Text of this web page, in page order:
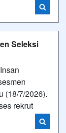
Seleksi
(18/7/2026).
rekrut